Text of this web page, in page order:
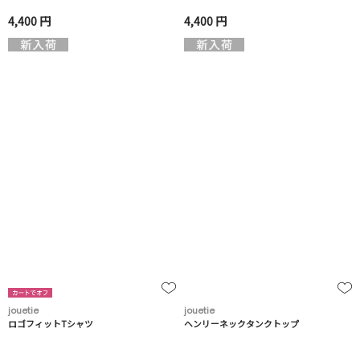
4,400 円 4,400 円
jouetie
ロゴフィットTシャツ
jouetie
ヘンリーネックタンクトップ